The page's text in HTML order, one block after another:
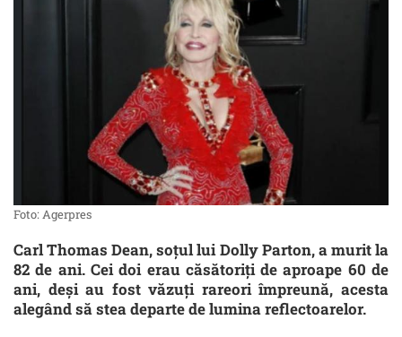
Foto: Agerpres
Carl Thomas Dean, soțul lui Dolly Parton, a murit la
82 de ani. Cei doi erau căsătoriți de aproape 60 de
ani, deși au fost văzuți rareori împreună, acesta
alegând să stea departe de lumina reflectoarelor.